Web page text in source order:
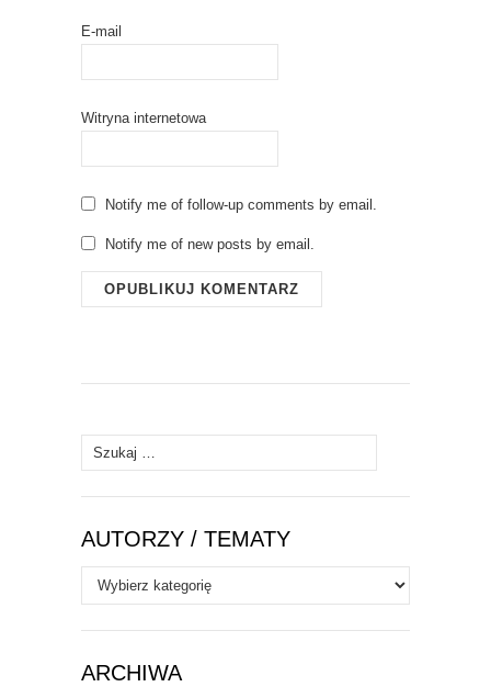
E-mail
Witryna internetowa
Notify me of follow-up comments by email.
Notify me of new posts by email.
Szukaj:
AUTORZY / TEMATY
Autorzy
/
Tematy
ARCHIWA